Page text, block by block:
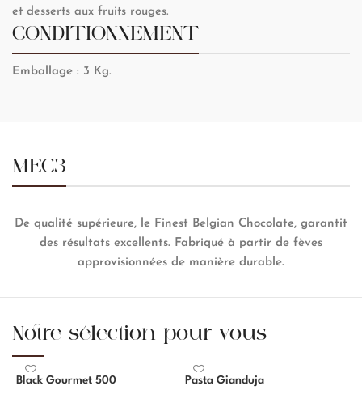
et desserts aux fruits rouges.
CONDITIONNEMENT
Emballage : 3 Kg.
MEC3
De qualité supérieure, le Finest Belgian Chocolate, garantit
des résultats excellents. Fabriqué à partir de fèves
approvisionnées de manière durable.
Notre sélection pour vous
Black Gourmet 500 Pasta Gianduja